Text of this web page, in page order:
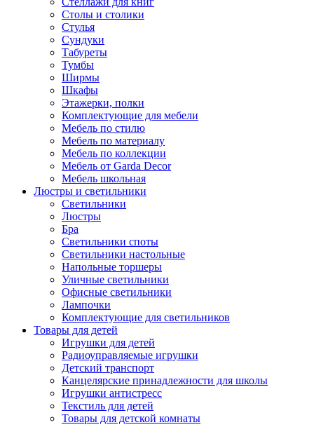
Столы и столики
Стулья
Сундуки
Табуреты
Тумбы
Ширмы
Шкафы
Этажерки, полки
Комплектующие для мебели
Мебель по стилю
Мебель по материалу
Мебель по коллекции
Мебель от Garda Decor
Мебель школьная
Люстры и светильники
Светильники
Люстры
Бра
Светильники споты
Светильники настольные
Напольные торшеры
Уличные светильники
Офисные светильники
Лампочки
Комплектующие для светильников
Товары для детей
Игрушки для детей
Радиоуправляемые игрушки
Детский транспорт
Канцелярские принадлежности для школы
Игрушки антистресс
Текстиль для детей
Товары для детской комнаты